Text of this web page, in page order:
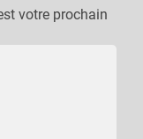
votre prochain